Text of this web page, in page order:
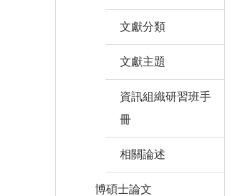
文獻分類
文獻主題
資訊組織研習班手
冊
相關論述
博碩士論文